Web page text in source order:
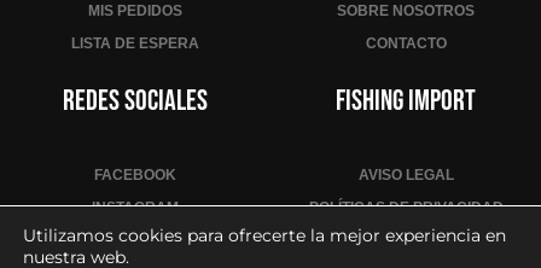
MIS PEDIDOS
LISTA DE ESPERA
SOBRE NOSOTROS
CONTACTO
Redes sociales
FACEBOOK
INSTAGRAM
YOUTUBE
Fishing Import
AVISO LEGAL
POLÍTICAS DE PRIVACIDAD
POLÍTICA DE COOKIES
Utilizamos cookies para ofrecerte la mejor experiencia en
nuestra web.